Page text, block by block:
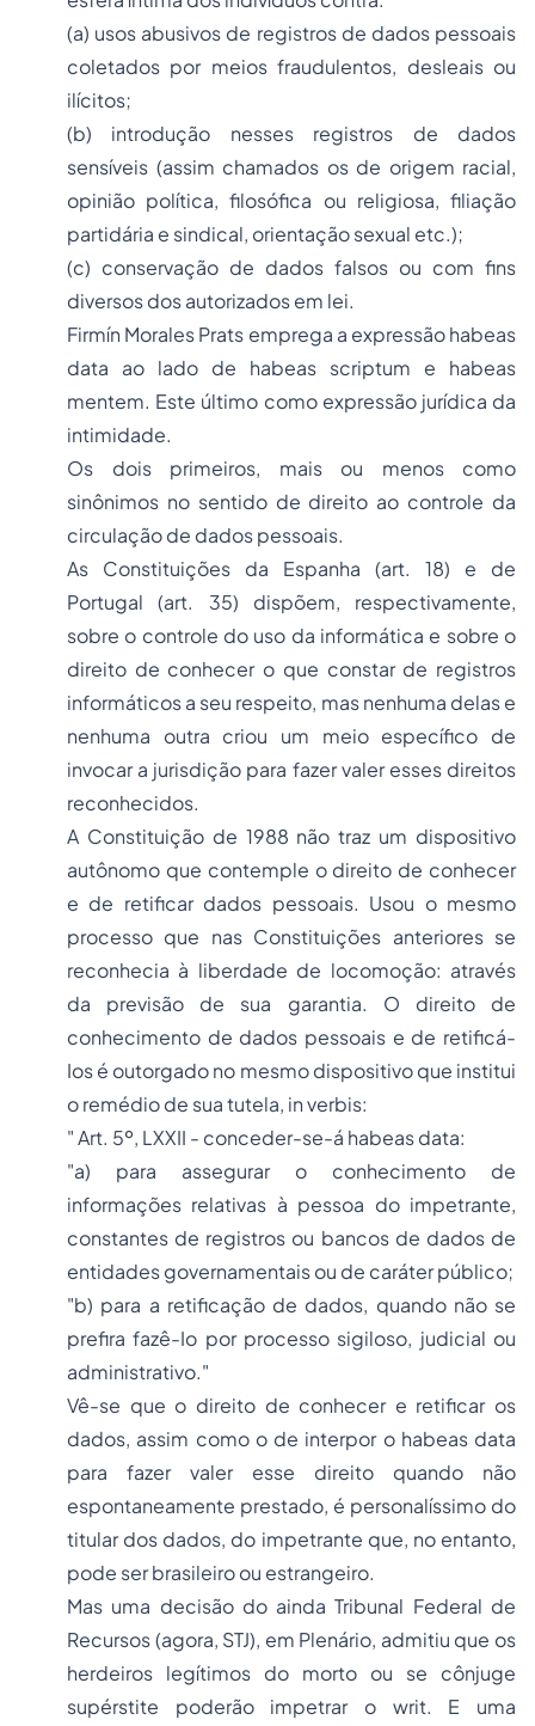
(a) usos abusivos de registros de dados pessoais
coletados por meios fraudulentos, desleais ou
ilícitos;
(b) introdução nesses registros de dados
sensíveis (assim chamados os de origem racial,
opinião política, filosófica ou religiosa, filiação
partidária e sindical, orientação sexual etc.);
(c) conservação de dados falsos ou com fins
diversos dos autorizados em lei.
Firmín Morales Prats emprega a expressão habeas
data ao lado de habeas scriptum e habeas
mentem. Este último como expressão jurídica da
intimidade.
Os dois primeiros, mais ou menos como
sinônimos no sentido de direito ao controle da
circulação de dados pessoais.
As Constituições da Espanha (art. 18) e de
Portugal (art. 35) dispõem, respectivamente,
sobre o controle do uso da informática e sobre o
direito de conhecer o que constar de registros
informáticos a seu respeito, mas nenhuma delas e
nenhuma outra criou um meio específico de
invocar a jurisdição para fazer valer esses direitos
reconhecidos.
A Constituição de 1988 não traz um dispositivo
autônomo que contemple o direito de conhecer
e de retificar dados pessoais. Usou o mesmo
processo que nas Constituições anteriores se
reconhecia à liberdade de locomoção: através
da previsão de sua garantia. O direito de
conhecimento de dados pessoais e de retificá-
Ios é outorgado no mesmo dispositivo que institui
o remédio de sua tutela, in verbis:
" Art. 5º, LXXII - conceder-se-á habeas data:
"a) para assegurar o conhecimento de
informações relativas à pessoa do impetrante,
constantes de registros ou bancos de dados de
entidades governamentais ou de caráter público;
"b) para a retificação de dados, quando não se
prefira fazê-Io por processo sigiloso, judicial ou
administrativo."
Vê-se que o direito de conhecer e retificar os
dados, assim como o de interpor o habeas data
para fazer valer esse direito quando não
espontaneamente prestado, é personalíssimo do
titular dos dados, do impetrante que, no entanto,
pode ser brasileiro ou estrangeiro.
Mas uma decisão do ainda Tribunal Federal de
Recursos (agora, STJ), em Plenário, admitiu que os
herdeiros legítimos do morto ou se cônjuge
supérstite poderão impetrar o writ. E uma